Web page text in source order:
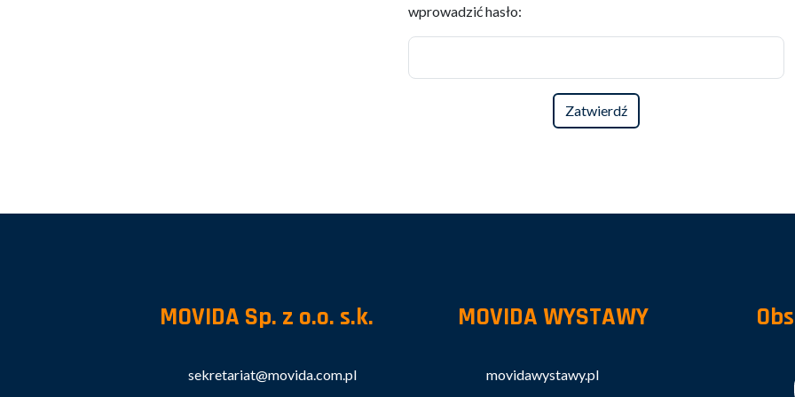
wprowadzić hasło:
MOVIDA Sp. z o.o. s.k.
sekretariat@movida.com.pl
MOVIDA WYSTAWY
movidawystawy.pl